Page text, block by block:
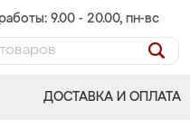
9.00 - 20.00, пн-вс
ДОСТАВКА И ОПЛАТА